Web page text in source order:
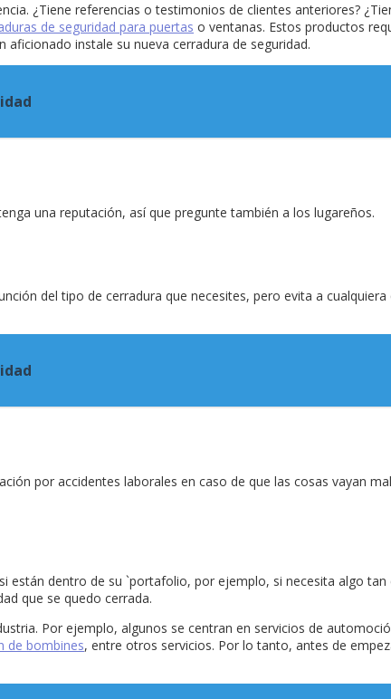
¿Tiene referencias o testimonios de clientes anteriores?
de seguridad para puertas o ventanas. Estos productos
instale su nueva cerradura de seguridad.
una reputación, así que pregunte también a los lugareños.
del tipo de cerradura que necesites, pero evita a
por accidentes laborales en caso de que las cosas vayan
están dentro de su `portafolio, por ejemplo, si necesita algo tan
que se quedo cerrada.
Por ejemplo, algunos se centran en servicios de
de bombines, entre otros servicios. Por lo tanto, antes de